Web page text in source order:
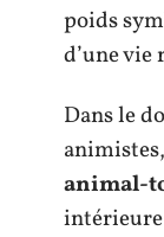
poids
d’une vie
Dans le
animal-